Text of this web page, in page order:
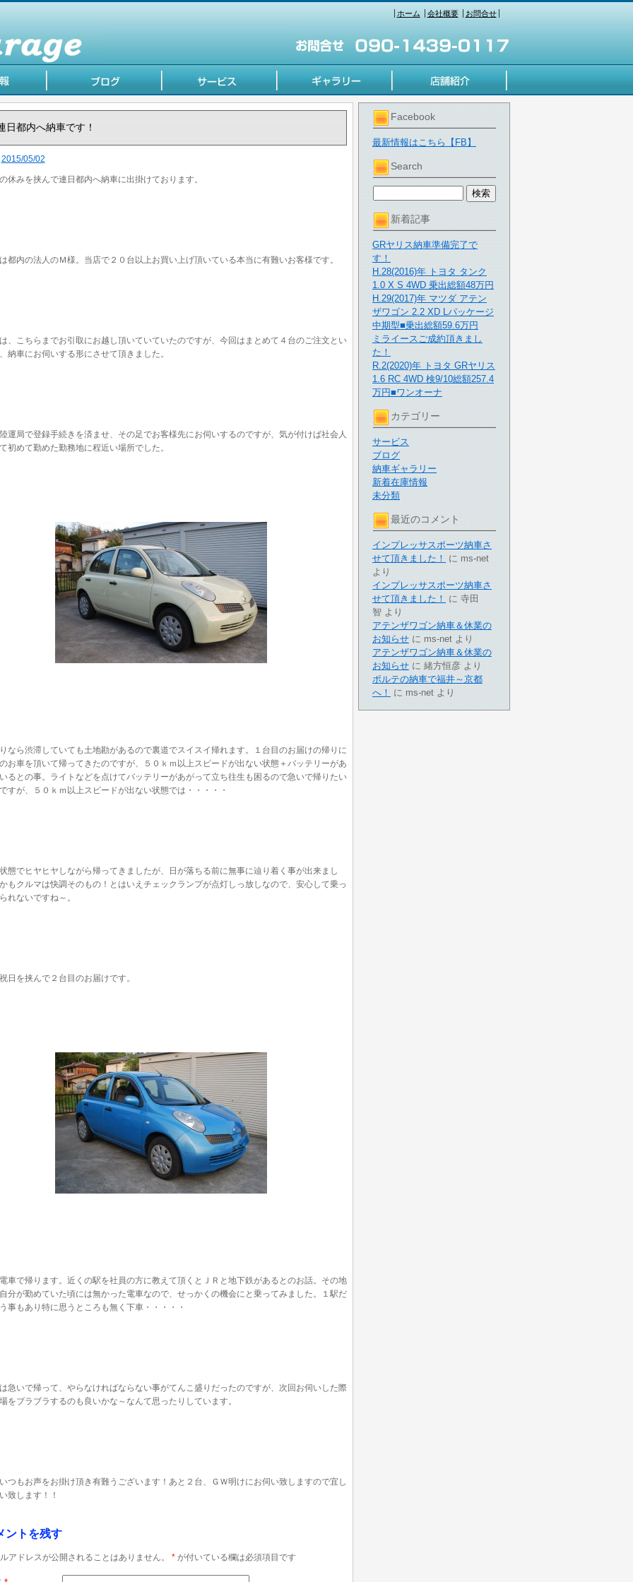
ホーム 会社概要 お問合せ
Facebook
最新情報はこちら【FB】
Search
新着記事
GRヤリス納車準備完了で
す！
H.28(2016)年 トヨタ タンク
1.0 X S 4WD 乗出総額48万円
H.29(2017)年 マツダ アテン
ザワゴン 2.2 XD Lパッケージ
中期型■乗出総額59.6万円
ミライースご成約頂きまし
た！
R.2(2020)年 トヨタ GRヤリス
1.6 RC 4WD 検9/10総額257.4
万円■ワンオーナ
カテゴリー
サービス
ブログ
納車ギャラリー
新着在庫情報
未分類
最近のコメント
インプレッサスポーツ納車さ
せて頂きました！
に ms-net
より
インプレッサスポーツ納車さ
せて頂きました！
に 寺田
智 より
アテンザワゴン納車＆休業の
お知らせ に ms-net より
アテンザワゴン納車＆休業の
お知らせ に 緒方恒彦 より
ポルテの納車で福井～京都
へ！
に ms-net より
日都内へ納車です！
2015/05/02
休みを挟んで連日都内へ納車に出掛けております。
都内の法人のＭ様。当店で２０台以上お買い上げ頂いている本当に有難いお客様です。
、こちらまでお引取にお越し頂いていていたのですが、今回はまとめて４台のご注文とい
納車にお伺いする形にさせて頂きました。
運局で登録手続きを済ませ、その足でお客様先にお伺いするのですが、気が付けば社会人
初めて勤めた勤務地に程近い場所でした。
なら渋滞していても土地勘があるので裏道でスイスイ帰れます。１台目のお届けの帰りに
お車を頂いて帰ってきたのですが、５０ｋｍ以上スピードが出ない状態＋バッテリーがあ
るとの事。ライトなどを点けてバッテリーがあがって立ち往生も困るので急いで帰りたい
すが、５０ｋｍ以上スピードが出ない状態では・・・・・
態でヒヤヒヤしながら帰ってきましたが、日が落ちる前に無事に辿り着く事が出来まし
もクルマは快調そのもの！とはいえチェックランプが点灯しっ放しなので、安心して乗っ
れないですね～。
日を挟んで２台目のお届けです。
車で帰ります。近くの駅を社員の方に教えて頂くとＪＲと地下鉄があるとのお話。その地
分が勤めていた頃には無かった電車なので、せっかくの機会にと乗ってみました。１駅だ
事もあり特に思うところも無く下車・・・・・
急いで帰って、やらなければならない事がてんこ盛りだったのですが、次回お伺いした際
をブラブラするのも良いかな～なんて思ったりしています。
つもお声をお掛け頂き有難うございます！あと２台、ＧＷ明けにお伺い致しますので宜し
致します！！
ントを残す
アドレスが公開されることはありません。 *が付いている欄は必須項目です